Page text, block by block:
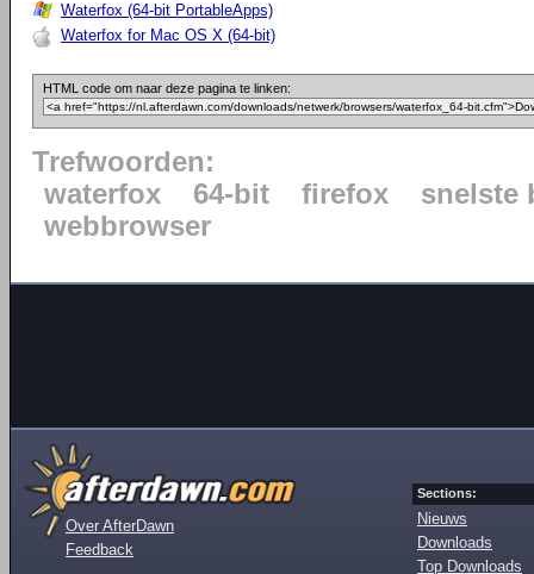
Waterfox (64-bit PortableApps)
Waterfox for Mac OS X (64-bit)
HTML code om naar deze pagina te linken:
Trefwoorden:
waterfox
64-bit firefox
snelste
webbrowser
Over AfterDawn
Feedback
Sections:
Nieuws
Downloads
Top Downloads